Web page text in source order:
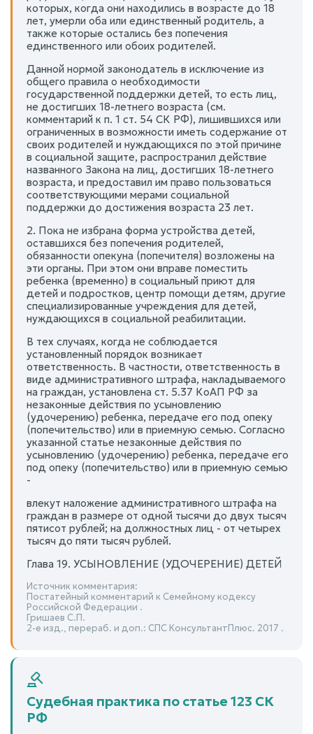
которых, когда они находились в возрасте до 18
лет, умерли оба или единственный родитель, а
также которые остались без попечения
единственного или обоих родителей.
Данной нормой законодатель в исключение из
общего правила о необходимости
государственной поддержки детей, то есть лиц,
не достигших 18-летнего возраста (см.
комментарий к п. 1 ст. 54 СК РФ), лишившихся или
ограниченных в возможности иметь содержание от
своих родителей и нуждающихся по этой причине
в социальной защите, распространил действие
названного Закона на лиц, достигших 18-летнего
возраста, и предоставил им право пользоваться
соответствующими мерами социальной
поддержки до достижения возраста 23 лет.
2. Пока не избрана форма устройства детей,
оставшихся без попечения родителей,
обязанности опекуна (попечителя) возложены на
эти органы. При этом они вправе поместить
ребенка (временно) в социальный приют для
детей и подростков, центр помощи детям, другие
специализированные учреждения для детей,
нуждающихся в социальной реабилитации.
В тех случаях, когда не соблюдается
установленный порядок возникает
ответственность. В частности, ответственность в
виде административного штрафа, накладываемого
на граждан, установлена ст. 5.37 КоАП РФ за
незаконные действия по усыновлению
(удочерению) ребенка, передаче его под опеку
(попечительство) или в приемную семью. Согласно
указанной статье незаконные действия по
усыновлению (удочерению) ребенка, передаче его
под опеку (попечительство) или в приемную семью
-
влекут наложение административного штрафа на
граждан в размере от одной тысячи до двух тысяч
пятисот рублей; на должностных лиц - от четырех
тысяч до пяти тысяч рублей.
Глава 19. УСЫНОВЛЕНИЕ (УДОЧЕРЕНИЕ) ДЕТЕЙ
Источник комментария:
Постатейный комментарий к Семейному кодексу
Российской Федерации .
Гришаев С.П.
2-е изд., перераб. и доп.: СПС КонсультантПлюс. 2017 .
Судебная практика по статье 123 СК
РФ